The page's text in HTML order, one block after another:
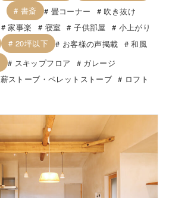
書斎 畳コーナー
吹き抜け
家事楽 寝室 子供部屋
小上がり
20坪以下 お客様の声掲載
和風
スキップフロア
ガレージ
薪ストーブ・ペレットストーブ ロフト